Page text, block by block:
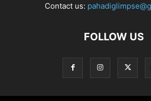
Contact us:
FOLLOW US